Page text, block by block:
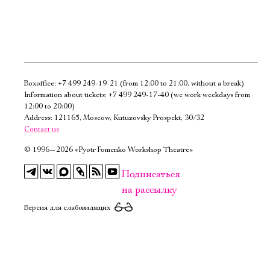
Boxoffice: +7 499 249-19-21 (from 12:00 to 21:00, without a break)
Information about tickets: +7 499 249-17-40 (we work weekdays from
12:00 to 20:00)
Address: 121165, Moscow, Kutuzovsky Prospekt, 30/32
Contact us
© 1996—2026 «Pyotr Fomenko Workshop Theatre»
Подписаться
на рассылку
Версия для слабовидящих
Электропочта
Ознакомиться